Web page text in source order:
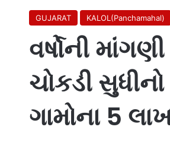
GUJARAT KALOL(Panchamahal)
વર્ષોની
ચોકડી
ગામોના 5